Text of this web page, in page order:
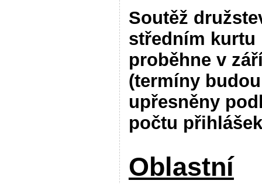
Soutěž
středním kurtu
proběhne v
(termíny budou
upřesněny
počtu
Oblastní